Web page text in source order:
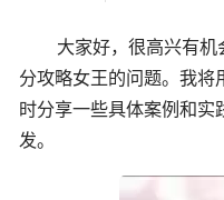
大家好，很高兴有
分攻略女王的问题。我将
时分享一些具体案例和实
发。